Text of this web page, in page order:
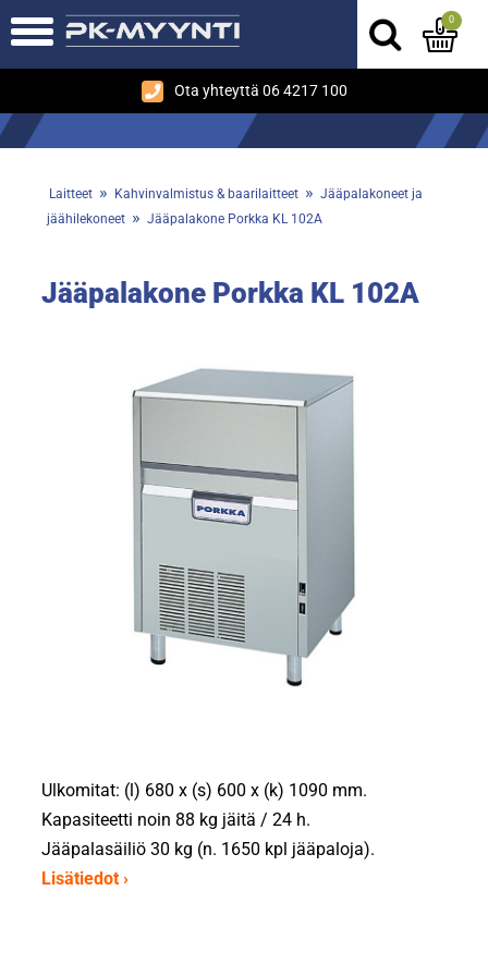
Ota yhteyttä 06 4217 100
0
Laitteet » Kahvinvalmistus & baarilaitteet » Jääpalakoneet ja
jäähilekoneet » Jääpalakone Porkka KL 102A
Jääpalakone Porkka KL 102A
Ulkomitat: (l) 680 x (s) 600 x (k) 1090 mm.
Kapasiteetti noin 88 kg jäitä / 24 h.
Jääpalasäiliö 30 kg (n. 1650 kpl jääpaloja).
Lisätiedot ›